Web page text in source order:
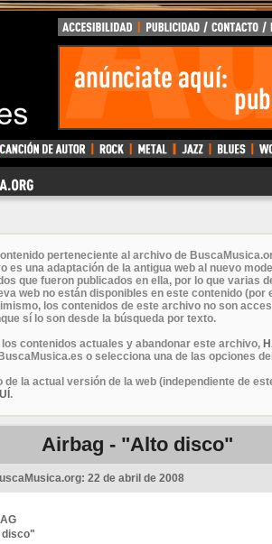
perteneciente al archivo de
es una adaptación de la antigua web al nuevo
que fueron publicados en ella, por lo que varias
web no están disponibles en este contenido (por
los contenidos de este archivo no son
sí lo son desde la búsqueda por texto.
contenidos actuales y abandonar este archivo,
o selecciona una de las opciones
de la actual versión de la web (independiente de
.
Airbag - "Alto disco"
22 de abril de 2008